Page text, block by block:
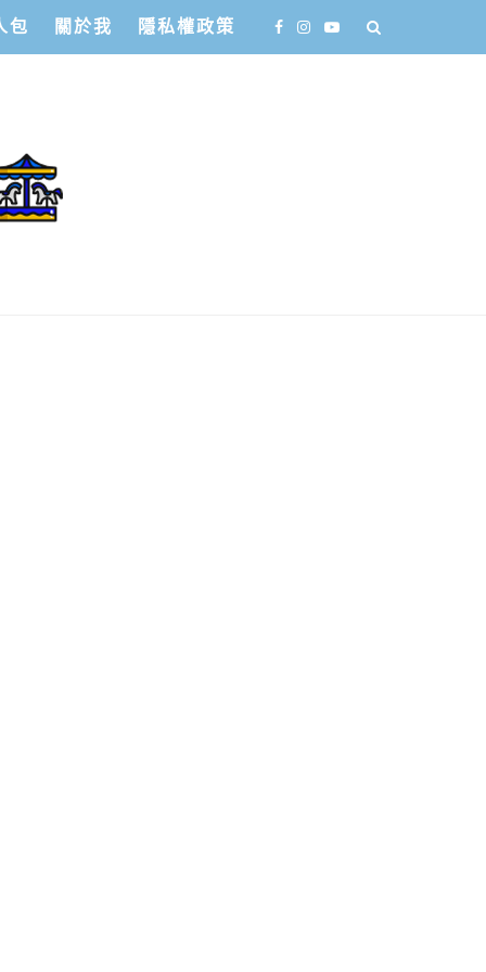
包 關於我 隱私權政策